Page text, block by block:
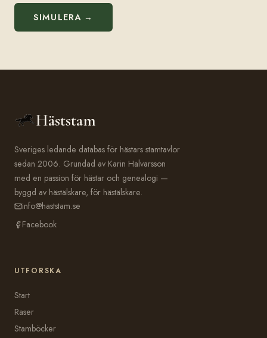
SIMULERA →
Häststam
Sveriges ledande databas för hästars stamtavlor
sedan 2006. Grundad av Karin Halvarsson
med en passion för hästar och genealogi —
byggd av hästälskare, för hästälskare.
info@haststam.se
Facebook
UTFORSKA
Start
Raser
Stamböcker